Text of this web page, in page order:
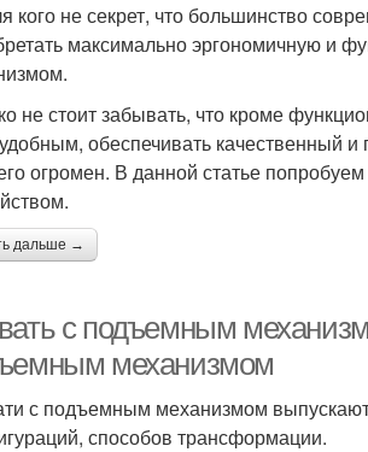
кого не секрет, что большинство
максимально эргономичную и
не стоит забывать, что кроме
обеспечивать качественный
огромен. В данной статье
дальше →
с подъемным
механизмом
с подъемным механизмом
способов трансформации.